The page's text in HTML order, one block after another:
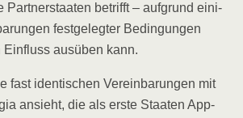
Part­ner­staa­ten betrifft – auf­grund eini­
fest­ge­leg­ter Bedin­gun­gen
aus­üben kann.
fast iden­ti­schen Ver­ein­ba­run­gen mit
ansieht, die als ers­te Staa­ten App­